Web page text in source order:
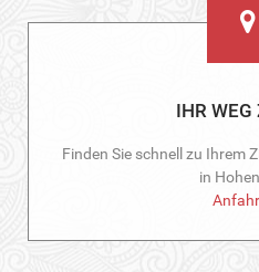
IHR WEG
Finden Sie schnell zu Ihrem
in